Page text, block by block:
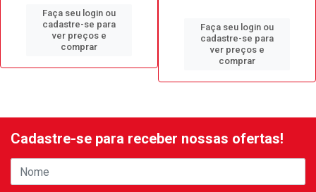
Faça seu login ou
cadastre-se para
ver preços e
comprar
Faça seu login ou
cadastre-se para
ver preços e
comprar
Cadastre-se para receber nossas ofertas!